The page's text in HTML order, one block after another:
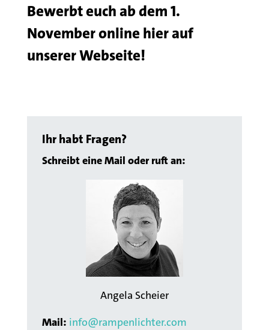
Bewerbt euch ab dem 1.
November online hier auf
unserer Webseite!
Ihr habt Fragen?
Schreibt eine Mail oder ruft an:
Angela Scheier
Mail: info@rampenlichter.com